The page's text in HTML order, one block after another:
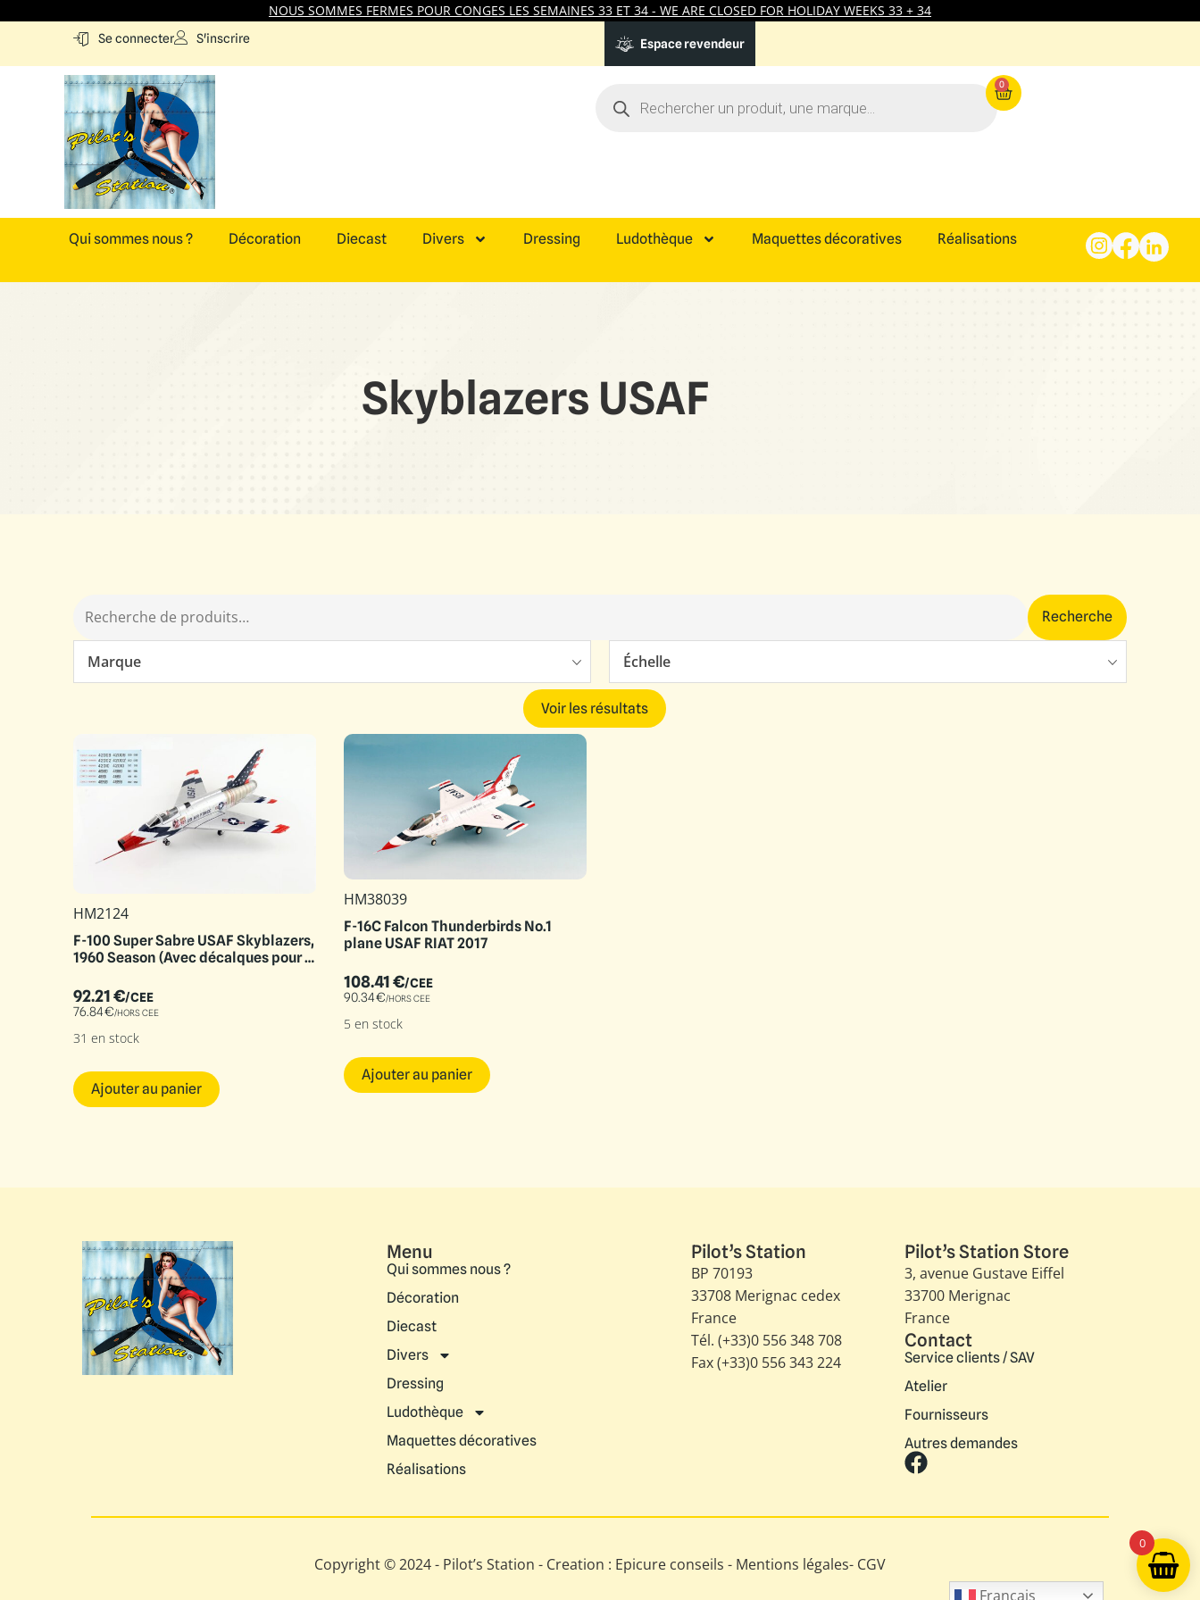
NOUS SOMMES FERMES POUR CONGES LES SEMAINES 33 ET 34 - WE ARE CLOSED FOR HOLIDAY WEEKS 33 + 34
Se connecter S'inscrire Espace revendeur
0
Qui sommes nous ? Décoration Diecast Divers Dressing Ludothèque Maquettes décoratives Réalisations
Skyblazers USAF
Recherche
Marque Échelle
Voir les résultats
HM2124
F-100 Super Sabre USAF Skyblazers,
1960 Season (Avec décalques pour 6
92.21€/CEE
76.84€/HORS CEE
31 en stock
Ajouter au panier
HM38039
F-16C Falcon Thunderbirds No.1
plane USAF RIAT 2017
108.41€/CEE
90.34€/HORS CEE
5 en stock
Ajouter au panier
Menu
Qui sommes nous ?
Décoration
Diecast
Divers
Dressing
Ludothèque
Maquettes décoratives
Réalisations
Pilot’s Station
BP 70193
33708 Merignac cedex
France
Tél. (+33)0 556 348 708
Fax (+33)0 556 343 224
Pilot’s Station Store
3, avenue Gustave Eiffel​
33700 Merignac
France
Contact
Service clients / SAV
Atelier
Fournisseurs
Autres demandes
Copyright © 2024 - Pilot’s Station - Creation : Epicure conseils - Mentions légales- CGV
Français
0